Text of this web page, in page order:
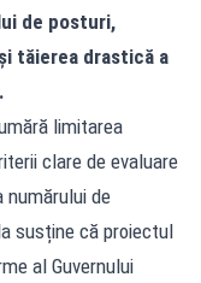
de posturi,
tăierea drastică a
limitarea
clare de evaluare
numărului de
susține că proiectul
al Guvernului